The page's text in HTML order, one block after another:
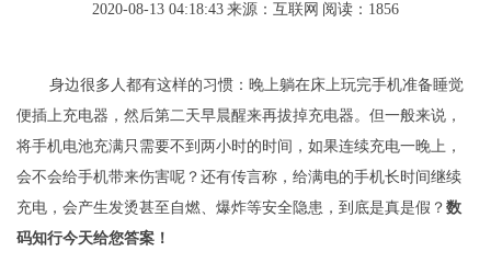
2020-08-13 04:18:43 来源：互联网 阅读：1856
身边很多人都有这样的习惯：晚上躺在床上玩完手机准备睡觉
便插上充电器，然后第二天早晨醒来再拔掉充电器。但一般来说，
将手机电池充满只需要不到两小时的时间，如果连续充电一晚上，
会不会给手机带来伤害呢？还有传言称，给满电的手机长时间继续
充电，会产生发烫甚至自燃、爆炸等安全隐患，到底是真是假？ 数
码知行今天给您答案！